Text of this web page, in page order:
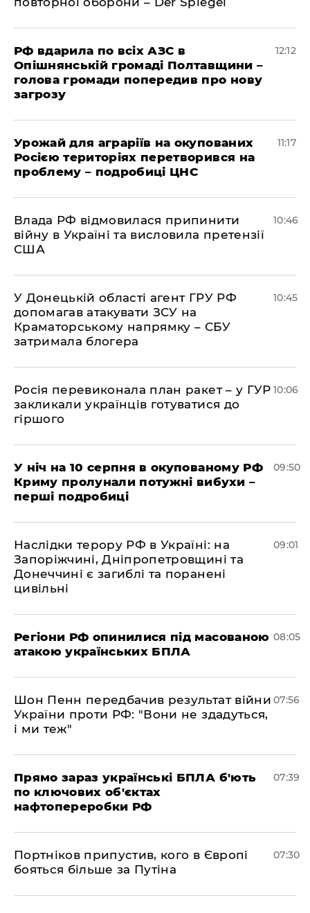
РФ вдарила по всіх АЗС в
Опішнянській громаді Полтавщини –
голова громади попередив про нову
загрозу
12:12
Урожай для аграріїв на окупованих
Росією територіях перетворився на
проблему – подробиці ЦНС
11:17
Влада РФ відмовилася припинити
війну в Україні та висловила претензії
США
10:46
У Донецькій області агент ГРУ РФ
допомагав атакувати ЗСУ на
Краматорському напрямку – СБУ
затримала блогера
10:45
Росія перевиконала план ракет – у ГУР
закликали українців готуватися до
гіршого
10:06
У ніч на 10 серпня в окупованому РФ
Криму пролунали потужні вибухи –
перші подробиці
09:50
Наслідки терору РФ в Україні: на
Запоріжчині, Дніпропетровщині та
Донеччині є загиблі та поранені
цивільні
09:01
Регіони РФ опинилися під масованою
атакою українських БПЛА
08:05
Шон Пенн передбачив результат війни
України проти РФ: "Вони не здадуться,
і ми теж"
07:56
Прямо зараз українські БПЛА б'ють
по ключових об'єктах
нафтопереробки РФ
07:39
Портніков припустив, кого в Європі
бояться більше за Путіна
07:30